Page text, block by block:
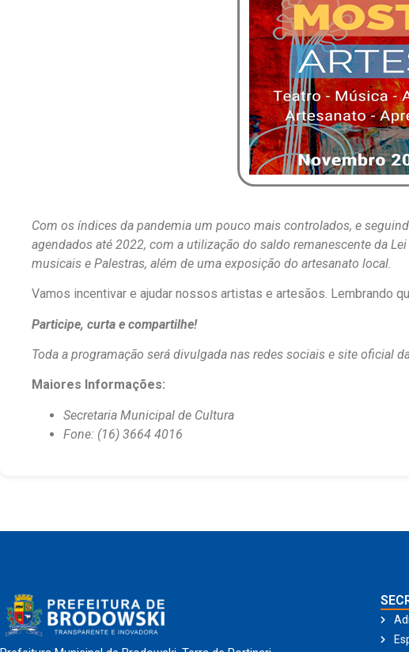
Com os índices da pandemia um pouco mais controlados, e
agendados até 2022, com a utilização do saldo remanescente da
musicais e Palestras, além de uma exposição do artesanato local.
Vamos incentivar e ajudar nossos artistas e artesãos. Lembrando
Participe, curta e compartilhe!
Toda a programação será divulgada nas redes sociais e site oficial
Maiores Informações:
Secretaria Municipal de Cultura
Fone: (16) 3664 4016